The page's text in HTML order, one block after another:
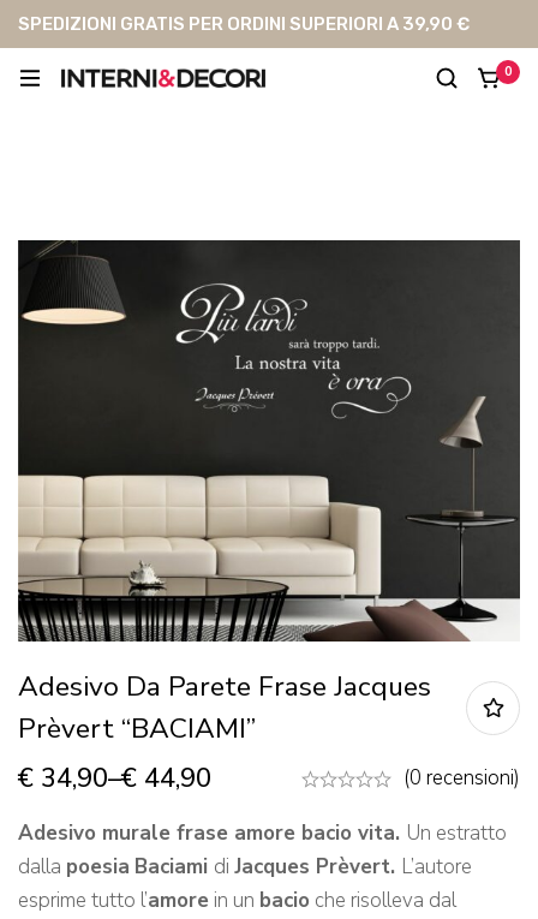
SPEDIZIONI GRATIS PER ORDINI SUPERIORI A 39,90 €
0
Adesivo Da Parete Frase Jacques
Prèvert “BACIAMI”
€ 34,90–€ 44,90
(0 recensioni)
Adesivo murale frase amore bacio vita. Un estratto
dalla poesia Baciami di Jacques Prèvert. L’autore
esprime tutto l’amore in un bacio che risolleva dal